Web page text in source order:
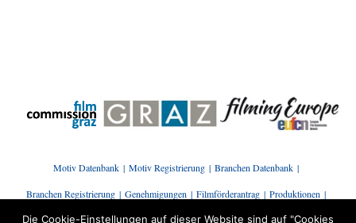
Motiv Datenbank Motiv Registrierung Branchen Datenbank
Branchen Registrierung Genehmigungen Filmförderantrag Produktionen
Presse | News Branchenstammtisch Kontakt
Die Cookie-Einstellungen auf dieser Website sind auf "Cookies